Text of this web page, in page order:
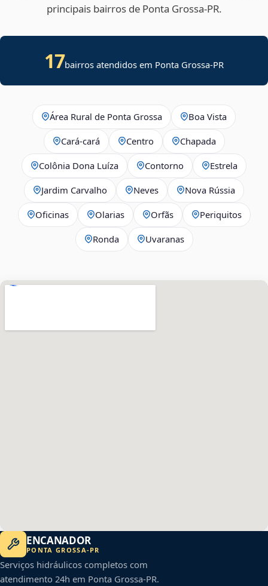
principais bairros de Ponta Grossa‑PR.
17bairros atendidos em Ponta Grossa-PR
Área Rural de Ponta Grossa Boa Vista
Cará-cará Centro Chapada
Colônia Dona Luíza Contorno Estrela
Jardim Carvalho Neves Nova Rússia
Oficinas Olarias Orfãs Periquitos
Ronda Uvaranas
ENCANADOR
PONTA GROSSA-PR
Serviços hidráulicos completos com
atendimento 24h em Ponta Grossa-PR.